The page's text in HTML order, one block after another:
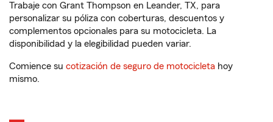
Trabaje con Grant Thompson en Leander, TX, para
personalizar su póliza con coberturas, descuentos y
complementos opcionales para su motocicleta. La
disponibilidad y la elegibilidad pueden variar.
Comience su cotización de seguro de motocicleta hoy
mismo.